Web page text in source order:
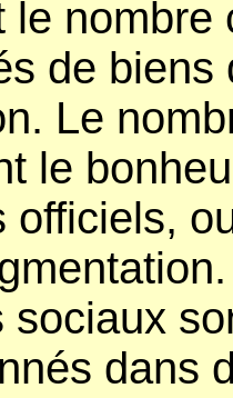
le
de
Le
le
officiels,
sociaux
dans